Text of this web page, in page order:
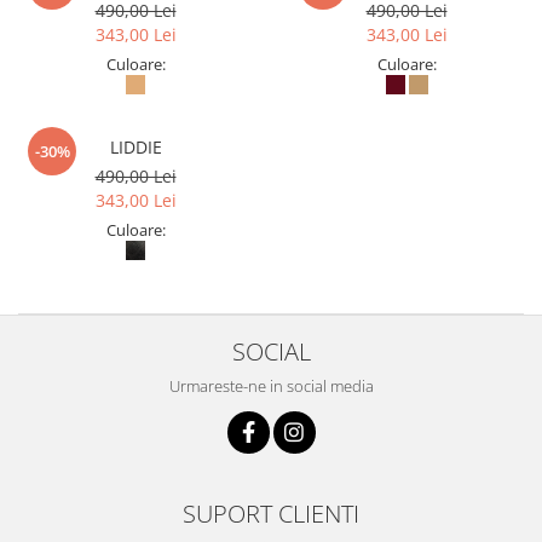
490,00 Lei
343,00 Lei
Culoare:
490,00 Lei
343,00 Lei
Culoare:
-30%
LIDDIE
490,00 Lei
343,00 Lei
Culoare:
SOCIAL
Urmareste-ne in social media
SUPORT CLIENTI